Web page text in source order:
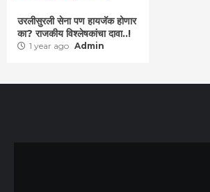
उरलीसुरली सेना पण हायजॅक होणार
का? राजकीय विश्लेषकांचा दावा..!
1 year ago Admin